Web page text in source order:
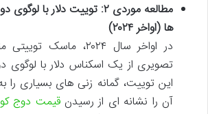
مطالعه موردی ۲: توییت دلار با
ها (اواخر ۲۰۲۴)
در اواخر سال ۲۰۲۴،
تصویری از یک اسکناس دلار با لوگوی
این توییت، گمانه زنی های بسیاری را
آن را نشانه ای از رسیدنقیمت دوج